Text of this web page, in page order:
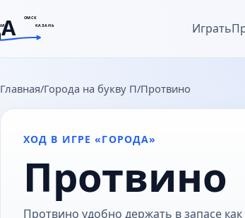
ОМСК
КАЗАНЬ Играть
Главная Города на букву П Протвино
ХОД В ИГРЕ «ГОРОДА»
Протвино
Протвино удобно держать в запасе